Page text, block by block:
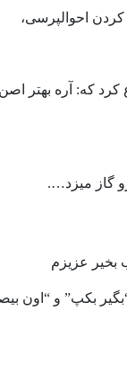
احوالپرسى،
که: آره بهتر
گاز میزد….
عزیزم
بکپ” و “اون